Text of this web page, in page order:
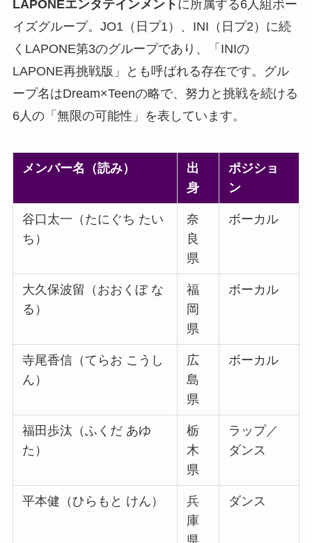
LAPONEエンタテインメント に所属する6人組ボー
イズグループ。JO1（日プ1）、INI（日プ2）に続
くLAPONE第3のグループであり、「INIの
LAPONE再挑戦版」とも呼ばれる存在です。グル
ープ名はDream×Teenの略で、努力と挑戦を続ける
6人の「無限の可能性」を表しています。
メンバー名（読み）
出
身
ポジショ
ン
谷口太一（たにぐち たい
ち）
奈
良
県
ボーカル
大久保波留（おおくぼ な
る）
福
岡
県
ボーカル
寺尾香信（てらお こうし
ん）
広
島
県
ボーカル
福田歩汰（ふくだ あゆ
た）
栃
木
県
ラップ／
ダンス
平本健（ひらもと けん）
兵
庫
ダンス